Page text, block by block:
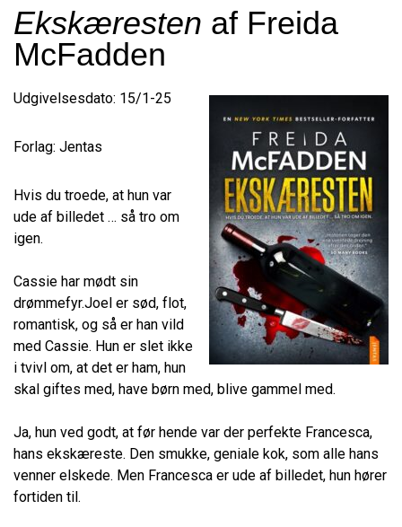
Ekskæresten af Freida
McFadden
Udgivelsesdato: 15/1-25
Forlag: Jentas
Hvis du troede, at hun var
ude af billedet … så tro om
igen.
Cassie har mødt sin
drømmefyr.Joel er sød, flot,
romantisk, og så er han vild
med Cassie. Hun er slet ikke
i tvivl om, at det er ham, hun
skal giftes med, have børn med, blive gammel med.
Ja, hun ved godt, at før hende var der perfekte Francesca,
hans ekskæreste. Den smukke, geniale kok, som alle hans
venner elskede. Men Francesca er ude af billedet, hun hører
fortiden til.